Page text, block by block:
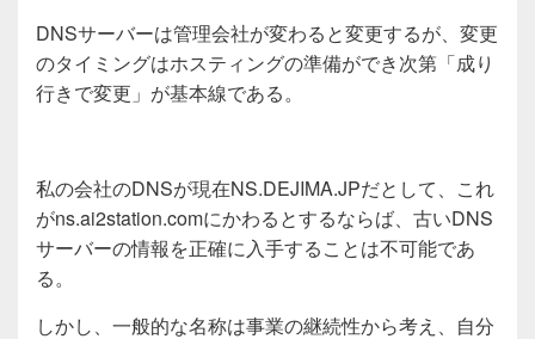
DNSサーバーは管理会社が変わると変更するが、変更
のタイミングはホスティングの準備ができ次第「成り
行きで変更」が基本線である。
私の会社のDNSが現在NS.DEJIMA.JPだとして、これ
がns.ai2station.comにかわるとするならば、古いDNS
サーバーの情報を正確に入手することは不可能であ
る。
しかし、一般的な名称は事業の継続性から考え、自分